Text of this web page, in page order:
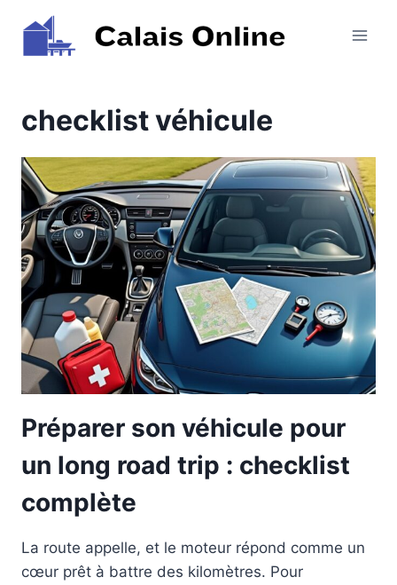
contenu
checklist véhicule
Préparer son véhicule pour
un long road trip : checklist
complète
La route appelle, et le moteur répond comme un
cœur prêt à battre des kilomètres. Pour